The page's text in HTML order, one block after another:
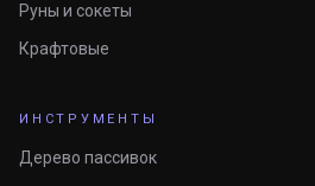
Руны и сокеты
Крафтовые
ИНСТРУМЕНТЫ
Дерево пассивок